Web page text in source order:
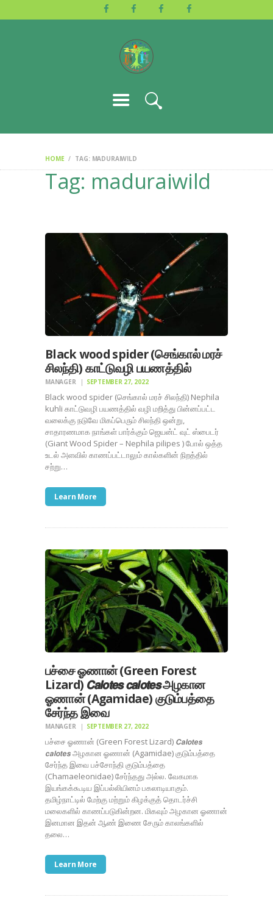
HOME TAG: MADURAIWILD
Tag: maduraiwild
ACTIVITIES
Black wood spider (செங்கால் மரச்
சிலந்தி) காட்டுவழி பயணத்தில்
MANAGER SEPTEMBER 27, 2022
Black wood spider (செங்கால் மரச் சிலந்தி) Nephila
kuhli காட்டுவழி பயணத்தில் வழி மறித்து பின்னப்பட்ட
வலைக்கு நடுவே மிகப்பெரும் சிலந்தி ஒன்று,
சாதாரணமாக நாங்கள் பார்க்கும் ஜெயன்ட் வுட் ஸ்பைடர்
(Giant Wood Spider – Nephila pilipes ) போல் ஒத்த
உடல் அளவில் காணப்பட்டாலும் கால்களின் நிறத்தில்
சற்று…
Learn More
பச்சை ஓணான் (Green Forest
Lizard) 𝘾𝙖𝙡𝙤𝙩𝙚𝙨 𝙘𝙖𝙡𝙤𝙩𝙚𝙨 அழகான
ஓணான் (Agamidae) குடும்பத்தை
சேர்ந்த இவை
MANAGER SEPTEMBER 27, 2022
பச்சை ஓணான் (Green Forest Lizard) 𝘾𝙖𝙡𝙤𝙩𝙚𝙨
𝙘𝙖𝙡𝙤𝙩𝙚𝙨 அழகான ஓணான் (Agamidae) குடும்பத்தை
சேர்ந்த இவை பச்சோந்தி குடும்பத்தை
(Chamaeleonidae) சேர்ந்தது அல்ல. வேகமாக
இயங்கக்கூடிய இப்பல்லியினம் பகலாடியாகும்.
தமிழ்நாட்டில் மேற்கு மற்றும் கிழக்குத் தொடர்ச்சி
மலைகளில் காணப்படுகின்றன. மிகவும் அழகான ஓணான்
இனமான இதன் ஆண் இணை சேரும் காலங்களில்
தலை…
Learn More